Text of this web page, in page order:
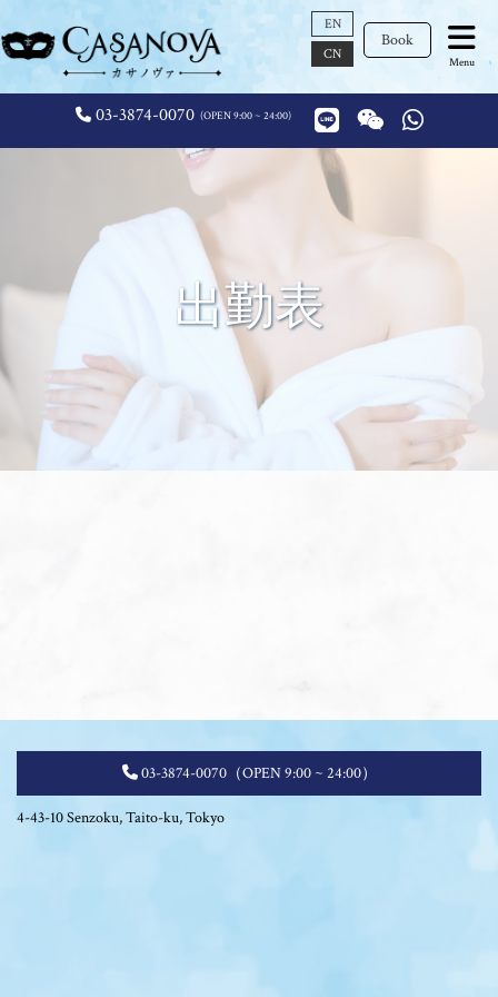
Menu
OPEN 9:00 ~ 24:00
03-3874-0070
EN
CN
Book
出勤表
03-3874-0070（OPEN 9:00 ~ 24:00）
4-43-10 Senzoku, Taito-ku, Tokyo